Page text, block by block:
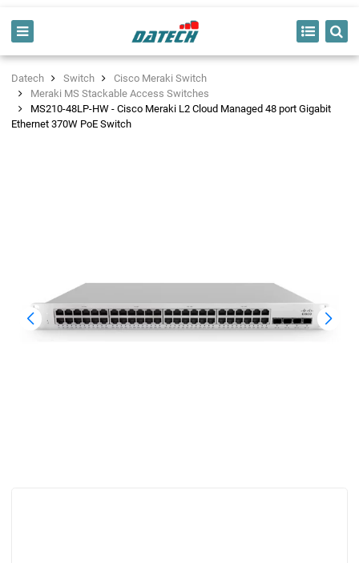
Datech Switch
Cisco Meraki Switch
Meraki MS Stackable Access Switches
MS210-48LP-HW - Cisco Meraki L2 Cloud Managed 48 port Gigabit
Ethernet 370W PoE Switch